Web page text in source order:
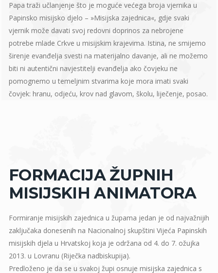
Papa traži učlanjenje što je moguće većega broja vjernika u
Papinsko misijsko djelo – »Misijska zajednica«, gdje svaki
vjernik može davati svoj redovni doprinos za nebrojene
potrebe mlade Crkve u misijskim krajevima. Istina, ne smijemo
širenje evanđelja svesti na materijalno davanje, ali ne možemo
biti ni autentični navjestitelji evanđelja ako čovjeku ne
pomognemo u temeljnim stvarima koje mora imati svaki
čovjek: hranu, odjeću, krov nad glavom, školu, liječenje, posao.
FORMACIJA ŽUPNIH
MISIJSKIH ANIMATORA
Formiranje misijskih zajednica u župama jedan je od najvažnijih
zaključaka donesenih na Nacionalnoj skupštini Vijeća Papinskih
misijskih djela u Hrvatskoj koja je održana od 4. do 7. ožujka
2013. u Lovranu (Riječka nadbiskupija).
Predloženo je da se u svakoj župi osnuje misijska zajednica s